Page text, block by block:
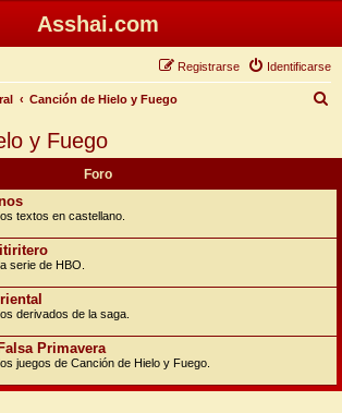
Asshai.com
Identificarse
Registrarse
Canción de Hielo y Fuego
y Fuego
Foro
textos en castellano.
serie de HBO.
derivados de la saga.
Primavera
juegos de Canción de Hielo y Fuego.